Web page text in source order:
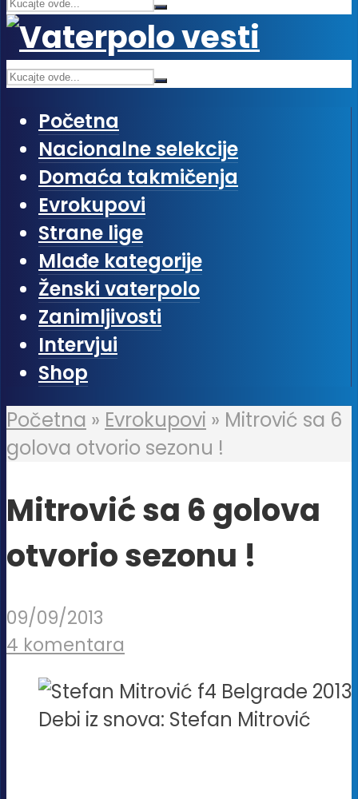
Početna
Nacionalne selekcije
Domaća takmičenja
Evrokupovi
Strane lige
Mlađe kategorije
Ženski vaterpolo
Zanimljivosti
Intervjui
Shop
Početna » Evrokupovi » Mitrović sa 6
golova otvorio sezonu !
Mitrović sa 6 golova
otvorio sezonu !
09/09/2013
4 komentara
Debi iz snova: Stefan Mitrović